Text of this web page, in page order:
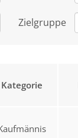
Zielgruppe
Kategorie